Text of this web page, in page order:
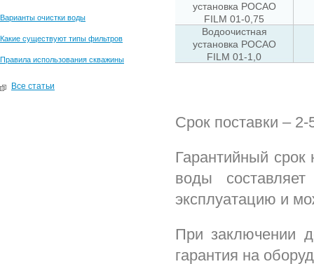
Варианты очистки воды
Какие существуют типы фильтров
Правила использования скважины
Все статьи
установка РОСАО
FILM 01-0,75
Водоочистная
установка РОСАО
FILM 01-1,0
Срок поставки –
Гарантийный срок
воды
эксплуатацию и
При заключении
гарантия на